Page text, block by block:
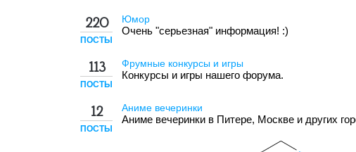
220
ПОСТЫ
Юмор
Очень "серьезная" информация! :)
113
ПОСТЫ
Фрумные конкурсы и игры
Конкурсы и игры нашего форума.
12
ПОСТЫ
Аниме вечеринки
Аниме вечеринки в Питере, Москве и других